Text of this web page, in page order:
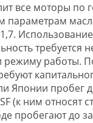
все моторы по
параметрам
режиму работы.
Японии пробег
(к ним относят
пробегают до